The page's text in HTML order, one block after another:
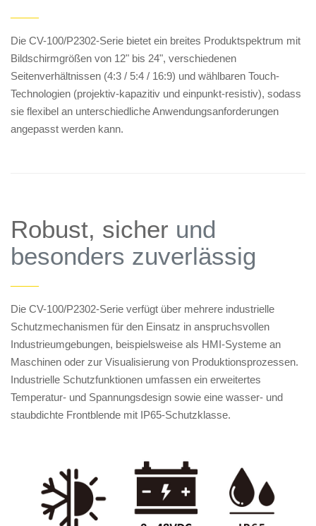
——
Die CV-100/P2302-Serie bietet ein breites Produktspektrum mit
Bildschirmgrößen von 12" bis 24", verschiedenen
Seitenverhältnissen (4:3 / 5:4 / 16:9) und wählbaren Touch-
Technologien (projektiv-kapazitiv und einpunkt-resistiv), sodass
sie flexibel an unterschiedliche Anwendungsanforderungen
angepasst werden kann.
Robust, sicher und
besonders zuverlässig
——
Die CV-100/P2302-Serie verfügt über mehrere industrielle
Schutzmechanismen für den Einsatz in anspruchsvollen
Industrieumgebungen, beispielsweise als HMI-Systeme an
Maschinen oder zur Visualisierung von Produktionsprozessen.
Industrielle Schutzfunktionen umfassen ein erweitertes
Temperatur- und Spannungsdesign sowie eine wasser- und
staubdichte Frontblende mit IP65-Schutzklasse.